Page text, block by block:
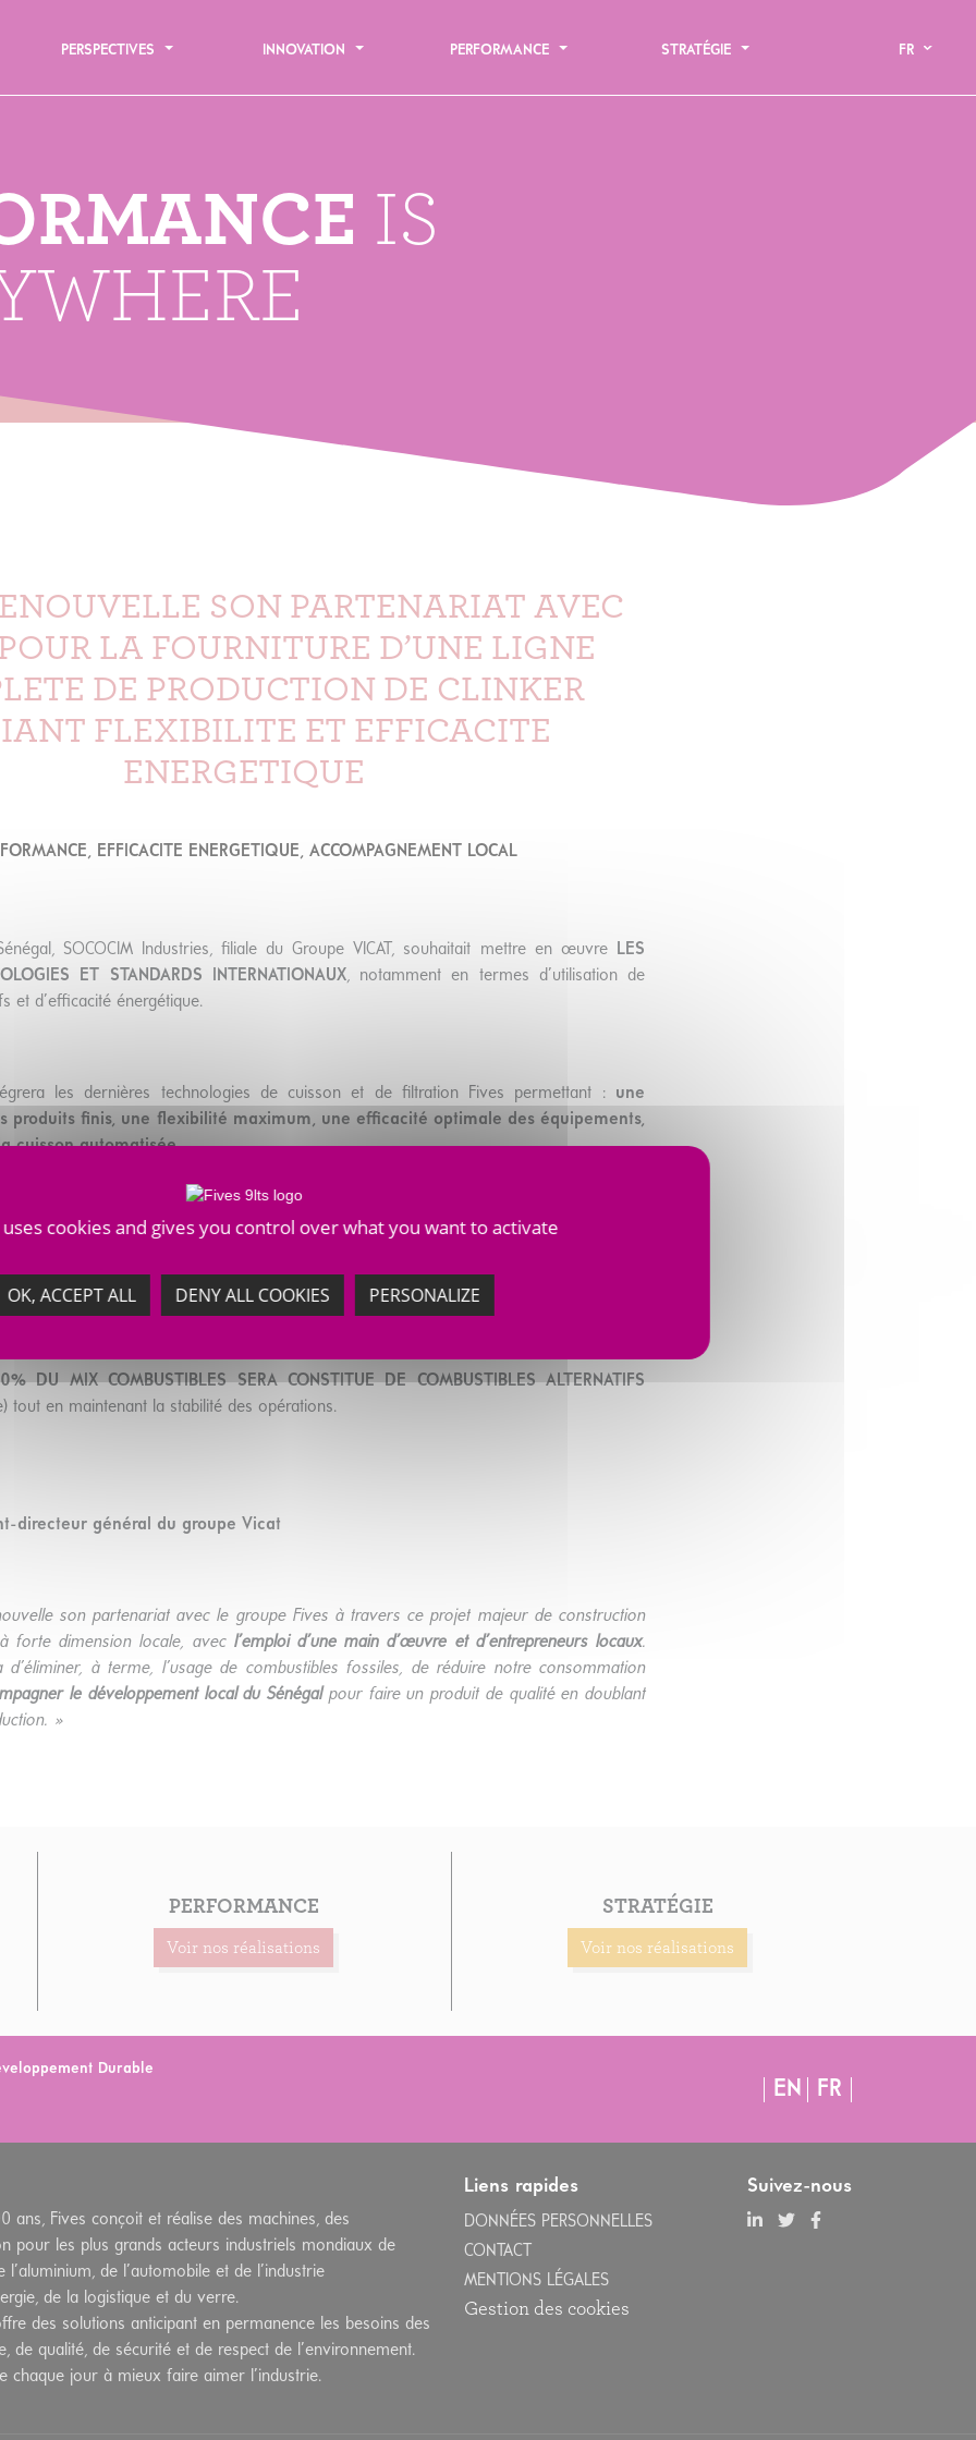
PERSPECTIVES INNOVATION PERFORMANCE STRATÉGIE FR
IS
SON PARTENARIAT AVEC
LA FOURNITURE D’UNE LIGNE
DE PRODUCTION DE CLINKER
FLEXIBILITE ET EFFICACITE
ENERGETIQUE
EFFICACITE ENERGETIQUE, ACCOMPAGNEMENT LOCAL
SOCOCIM Industries, filiale du Groupe VICAT, souhaitait mettre en œuvre
LES
ET STANDARDS INTERNATIONAUX, notamment en termes d’utilisation de
et d’efficacité énergétique.
les dernières technologies de cuisson et de filtration Fives permettant :une
produits finis, une flexibilité maximum, une efficacité optimale des équipements,
cuisson automatisée.
techniques, les systèmes de cuisson répondront aux attentes environnementales
alternatifs.
DU MIX COMBUSTIBLES SERA CONSTITUE DE COMBUSTIBLES ALTERNATIFS
tout en maintenant la stabilité des opérations.
directeur général du groupe Vicat
son partenariat avec le groupe Fives à travers ce projet majeur de construction
forte dimension locale, avec l’emploi d’une main d’œuvre et d’entrepreneurs locaux.
d’éliminer, à terme, l’usage de combustibles fossiles, de réduire notre consommation
le développement local du Sénégalpour faire un produit de qualité en doublant
»
PERFORMANCE
Voir nos réalisations
STRATÉGIE
Voir nos réalisations
Durable
EN FR
ans, Fives conçoit et réalise des machines, des
pour les plus grands acteurs industriels mondiaux de
l’aluminium, de l’automobile et de l’industrie
de la logistique et du verre.
des solutions anticipant en permanence les besoins des
qualité, de sécurité et de respect de l’environnement.
chaque jour à mieux faire aimer l’industrie.
Liens rapides
DONNÉES PERSONNELLES
CONTACT
MENTIONS LÉGALES
Gestion des cookies
Suivez-nous
cookies and gives you control over what you want to activate
OK, ACCEPT ALL DENY ALL COOKIES PERSONALIZE